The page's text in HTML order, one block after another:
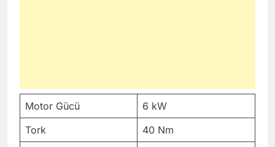
Motor Gücü
6 kW
Tork
40 Nm